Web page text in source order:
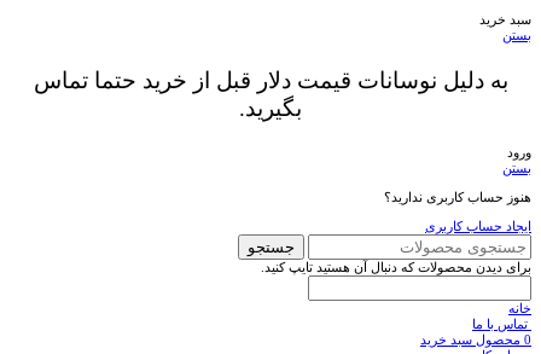
سبد خرید
بستن
به دلیل نوسانات قیمت دلار قبل از خرید حتما تماس
بگیرید.
ورود
بستن
هنوز حساب کاربری ندارید؟
ایجاد حساب کاربری
جستجو
برای دیدن محصولات که دنبال آن هستید تایپ کنید.
خانه
تماس با ما
0 محصول سبد خرید